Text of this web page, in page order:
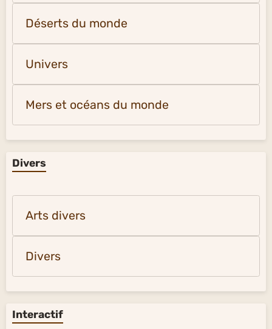
Déserts du monde
Univers
Mers et océans du monde
Divers
Arts divers
Divers
Interactif